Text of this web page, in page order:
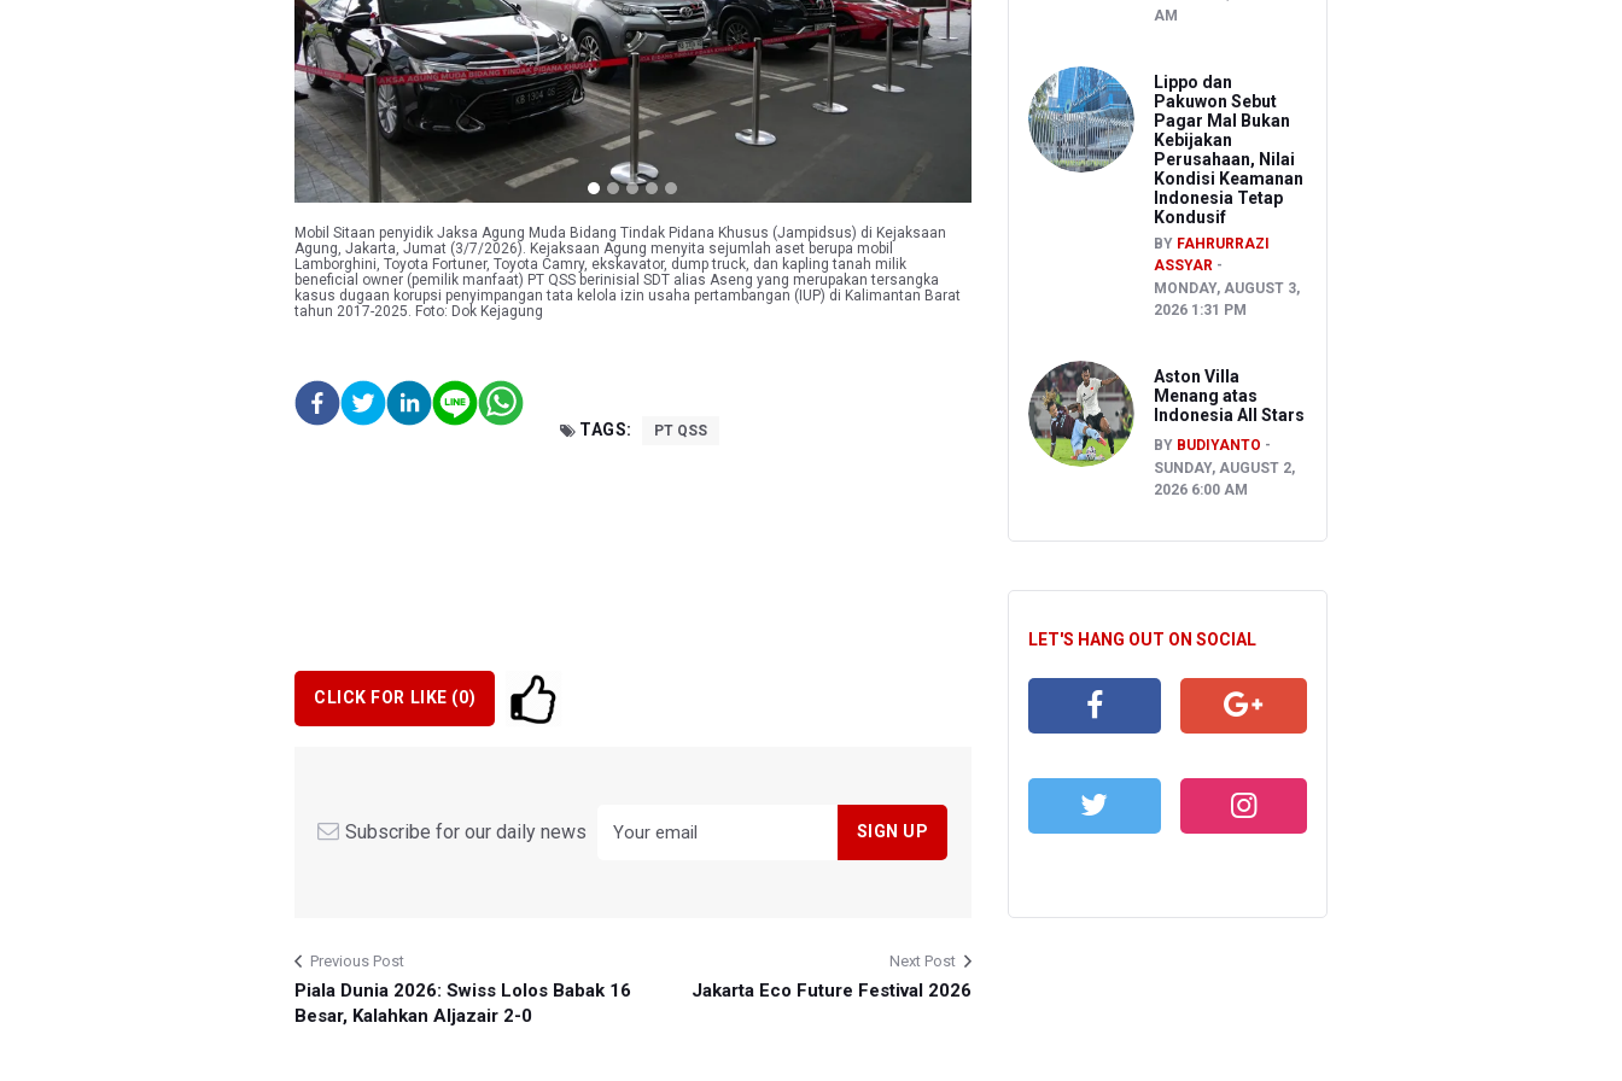
Mobil Sitaan penyidik Jaksa Agung Muda Bidang Tindak Pidana Khusus (Jampidsus) di Kejaksaan
Agung, Jakarta, Jumat (3/7/2026). Kejaksaan Agung menyita sejumlah aset berupa mobil
Lamborghini, Toyota Fortuner, Toyota Camry, ekskavator, dump truck, dan kapling tanah milik
beneficial owner (pemilik manfaat) PT QSS berinisial SDT alias Aseng yang merupakan tersangka
kasus dugaan korupsi penyimpangan tata kelola izin usaha pertambangan (IUP) di Kalimantan Barat
tahun 2017-2025. Foto: Dok Kejagung
TAGS: PT QSS
CLICK FOR LIKE (0)
Subscribe for our daily news
Previous Post
Piala Dunia 2026: Swiss Lolos Babak 16
Besar, Kalahkan Aljazair 2-0
Next Post
Jakarta Eco Future Festival 2026
AM
Lippo dan
Pakuwon Sebut
Pagar Mal Bukan
Kebijakan
Perusahaan, Nilai
Kondisi Keamanan
Indonesia Tetap
Kondusif
BY FAHRURRAZI
ASSYAR
MONDAY, AUGUST 3,
2026 1:31 PM
Aston Villa
Menang atas
Indonesia All Stars
BY BUDIYANTO
SUNDAY, AUGUST 2,
2026 6:00 AM
LET'S HANG OUT ON SOCIAL